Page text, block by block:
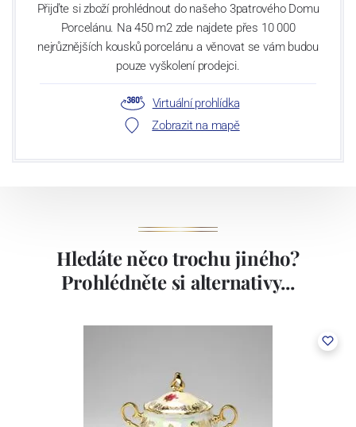
Přijďte si zboží prohlédnout do našeho 3patrového Domu
Porcelánu. Na 450 m2 zde najdete přes 10 000
nejrůznějších kousků porcelánu a věnovat se vám budou
pouze vyškolení prodejci.
Virtuální prohlídka
Zobrazit na mapě
Hledáte něco trochu jiného?
Prohlédněte si alternativy...